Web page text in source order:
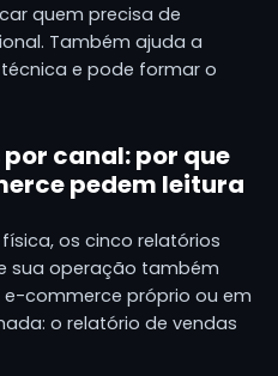
quem precisa de
Também ajuda a
e pode formar o
canal: por que
pedem leitura
os cinco relatórios
sua operação também
e-commerce próprio ou em
o relatório de vendas